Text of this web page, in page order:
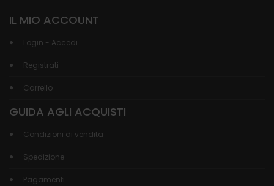
IL MIO ACCOUNT
Login - Accedi
Registrati
Carrello
GUIDA AGLI ACQUISTI
Condizioni di vendita
Spedizione
Pagamenti